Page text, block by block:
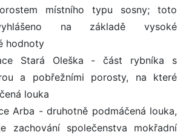
místního typu sosny; toto
na základě vysoké
hodnoty
Stará Oleška - část rybníka s
a pobřežními porosty, na které
louka
Arba - druhotně podmáčená louka,
zachování společenstva mokřadní